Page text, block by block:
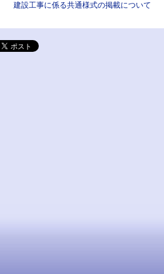
建設工事に係る共通様式の掲載について